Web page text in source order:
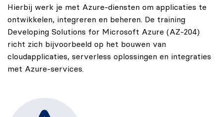
Hierbij werk je met Azure-diensten om applicaties te
ontwikkelen, integreren en beheren. De training
Developing Solutions for Microsoft Azure (AZ-204)
richt zich bijvoorbeeld op het bouwen van
cloudapplicaties, serverless oplossingen en integraties
met Azure-services.